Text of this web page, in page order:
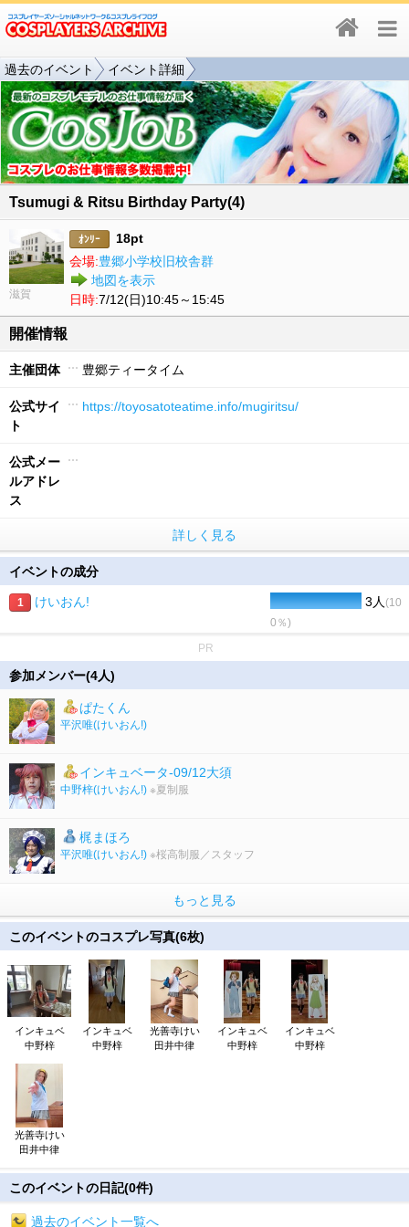
過去のイベント イベント詳細
Tsumugi & Ritsu Birthday Party(4)
滋賀
ｵﾝﾘｰ
18pt
会場:豊郷小学校旧校舎群
地図を表示
日時:7/12(日)10:45～15:45
開催情報
主催団体 豊郷ティータイム
公式サイ
ト
https://toyosatoteatime.info/mugiritsu/
公式メー
ルアドレ
ス
詳しく見る
イベントの成分
1 けいおん! 3人 (10
0％)
PR
参加メンバー(4人)
ぱたくん
平沢唯(けいおん!)
インキュベータ-09/12大須
中野梓(けいおん!) ※夏制服
梶まほろ
平沢唯(けいおん!) ※桜高制服／スタッフ
もっと見る
このイベントのコスプレ写真(6枚)
インキュベ
中野梓
インキュベ
中野梓
光善寺けい
田井中律
インキュベ
中野梓
インキュベ
中野梓
光善寺けい
田井中律
このイベントの日記(0件)
過去のイベント一覧へ